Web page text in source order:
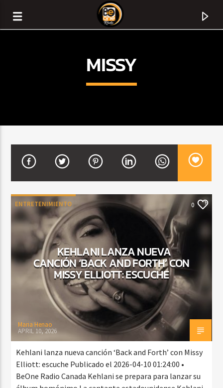
TITLE
ARTIST
CURRENT SHOW
SHOW DE BACHATA MATUTINO
9:00 AM 12:00 PM
MISSY
ENTRETENIMIENTO 0
KEHLANI LANZA NUEVA
CANCIÓN ‘BACK AND FORTH’ CON
MISSY ELLIOTT: ESCUCHE
Maria Henao
APRIL 10, 2026
Kehlani lanza nueva canción ‘Back and Forth’ con Missy
Elliott: escuche Publicado el 2026-04-10 01:24:00 •
BeOne Radio Canada Kehlani se prepara para lanzar su